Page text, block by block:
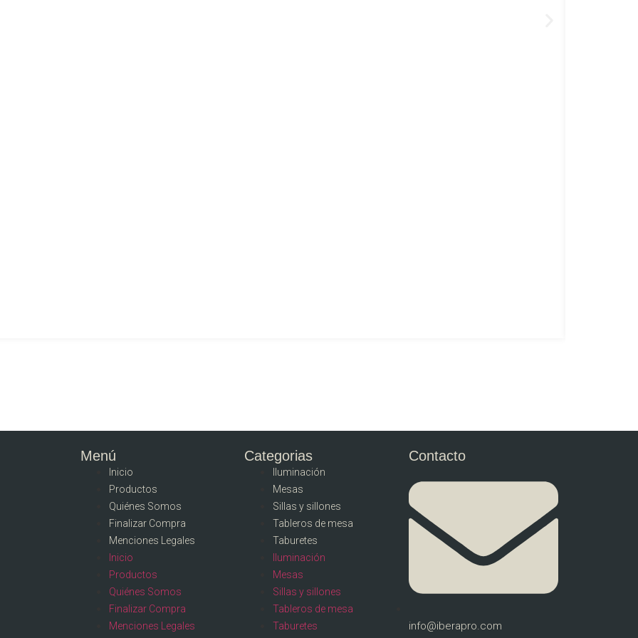
Menú
Inicio
Productos
Quiénes Somos
Finalizar Compra
Menciones Legales
Inicio
Productos
Quiénes Somos
Finalizar Compra
Menciones Legales
Categorias
Iluminación
Mesas
Sillas y sillones
Tableros de mesa
Taburetes
Iluminación
Mesas
Sillas y sillones
Tableros de mesa
Taburetes
Contacto
info@iberapro.com